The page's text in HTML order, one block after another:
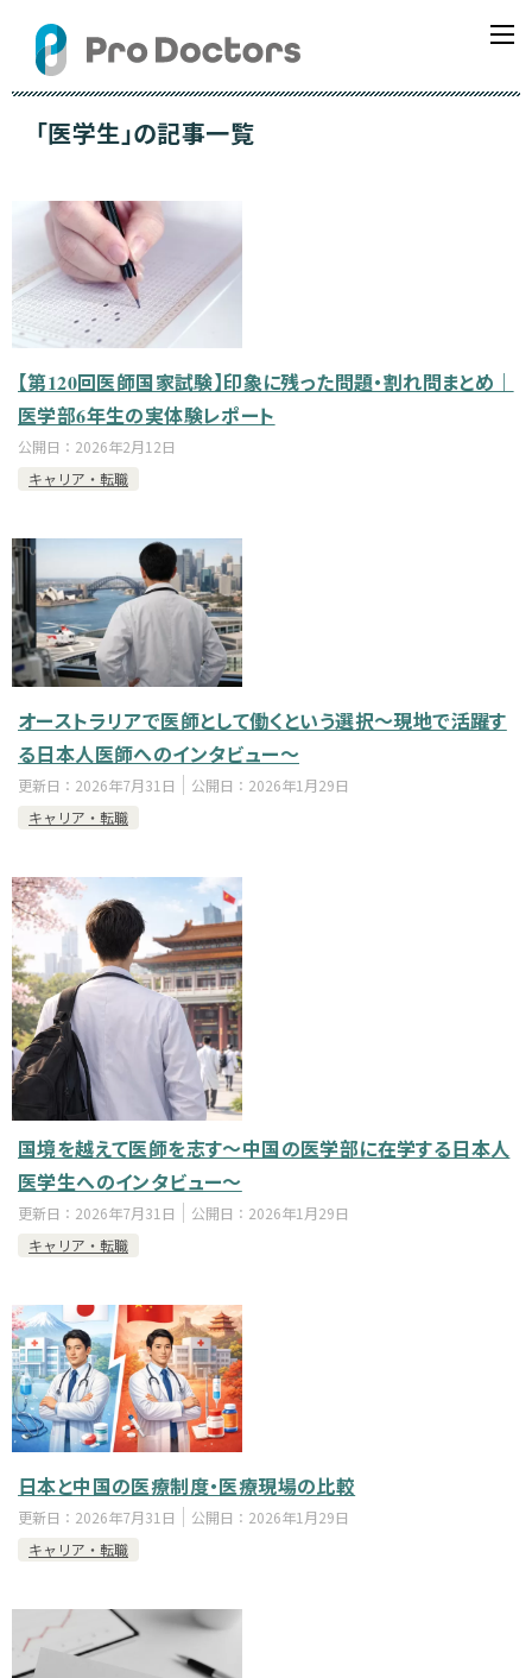
「医学生」の記事一覧
【第120回医師国家試験】印象に残った問題・割れ問まとめ｜
医学部6年生の実体験レポート
公開日： 2026年2月12日
キャリア・転職
オーストラリアで医師として働くという選択～現地で活躍す
る日本人医師へのインタビュー～
更新日： 2026年7月31日 公開日： 2026年1月29日
キャリア・転職
国境を越えて医師を志す～中国の医学部に在学する日本人
医学生へのインタビュー～
更新日： 2026年7月31日 公開日： 2026年1月29日
キャリア・転職
日本と中国の医療制度・医療現場の比較
更新日： 2026年7月31日 公開日： 2026年1月29日
キャリア・転職